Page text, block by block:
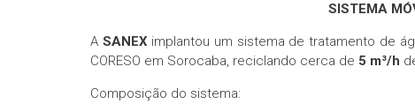
SISTEMA
A SANEXimplantou um sistema de tratamento de
CORESO em Sorocaba, reciclando cerca de 5 m³/h
Composição do sistema: